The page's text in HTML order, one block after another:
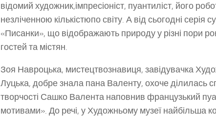
відомий художник,імпресіоніст, пуантиліст, його
незліченною кількістюпо світу. А від сьогодні серія
«Писанки», що відображають природу у різні пори
гостей та містян.
Зоя Навроцька, мистецтвознавиця, завідувачка
Луцька, добре знала пана Валенту, охоче ділилась
творчості Сашко Валента наповнив французький
мотивами». До речі, у Художньому музеї найбільша